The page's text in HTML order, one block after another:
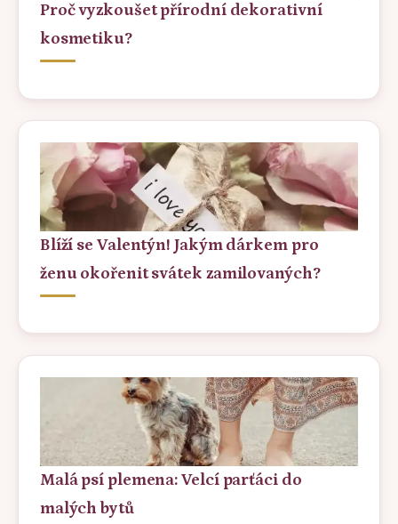
Proč vyzkoušet přírodní dekorativní
kosmetiku?
Blíží se Valentýn! Jakým dárkem pro
ženu okořenit svátek zamilovaných?
Malá psí plemena: Velcí parťáci do
malých bytů